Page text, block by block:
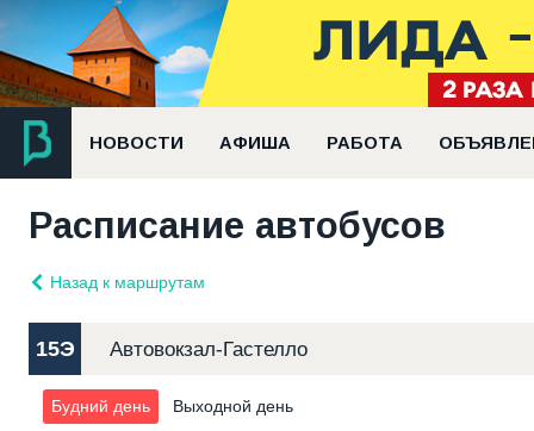
НОВОСТИ АФИША РАБОТА
Расписание автобусов
Назад к маршрутам
15Э Автовокзал-Гастелло
Будний день Выходной день